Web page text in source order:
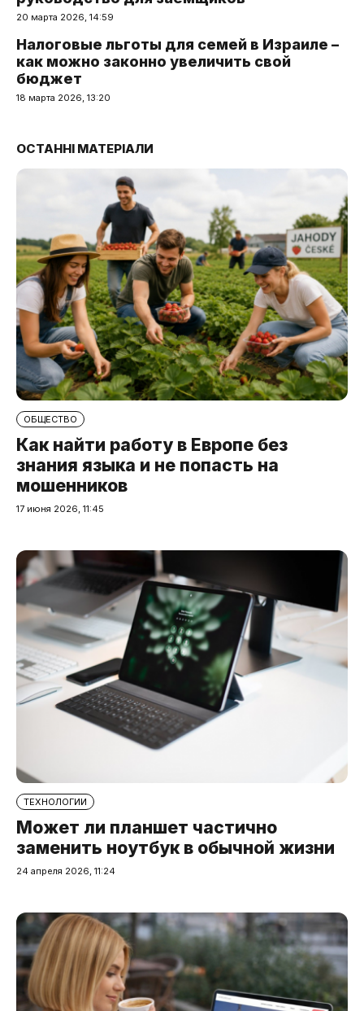
20 марта 2026, 14:59
Налоговые льготы для семей в Израиле –
как можно законно увеличить свой
бюджет
18 марта 2026, 13:20
ОСТАННІ МАТЕРІАЛИ
ОБЩЕСТВО
Как найти работу в Европе без
знания языка и не попасть на
мошенников
17 июня 2026, 11:45
ТЕХНОЛОГИИ
Может ли планшет частично
заменить ноутбук в обычной жизни
24 апреля 2026, 11:24